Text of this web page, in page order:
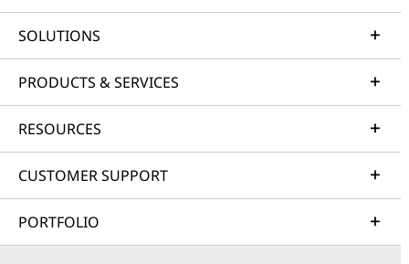
SOLUTIONS
PRODUCTS & SERVICES
RESOURCES
CUSTOMER SUPPORT
PORTFOLIO